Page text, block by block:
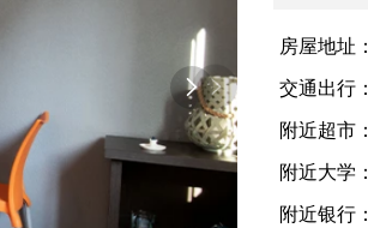

房屋地址：
交通出行：
附近超市：
附近大学：
附近银行：